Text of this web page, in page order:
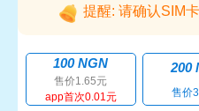
提醒: 请确认SIM
100 NGN
售价1.65元
app首次0.01元
200
售价